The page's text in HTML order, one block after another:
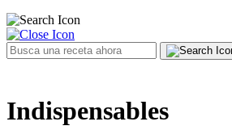
Indispensables